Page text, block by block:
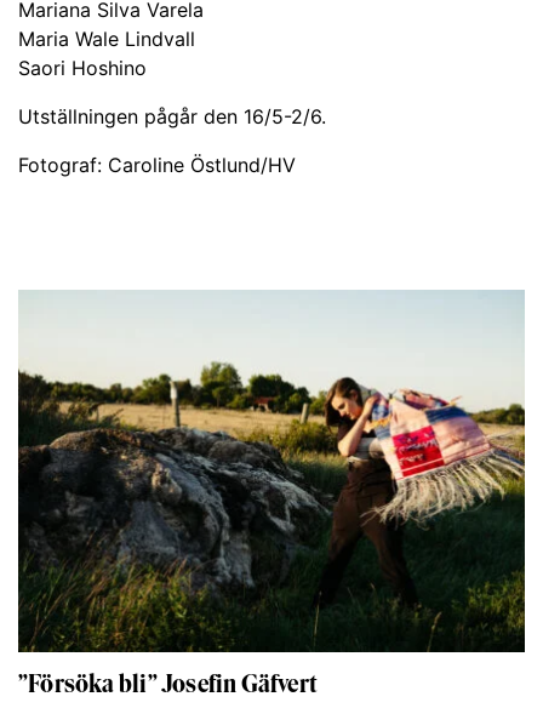
Mariana Silva Varela
Maria Wale Lindvall
Saori Hoshino
Utställningen pågår den 16/5-2/6.
Fotograf: Caroline Östlund/HV
”Försöka bli” Josefin Gäfvert